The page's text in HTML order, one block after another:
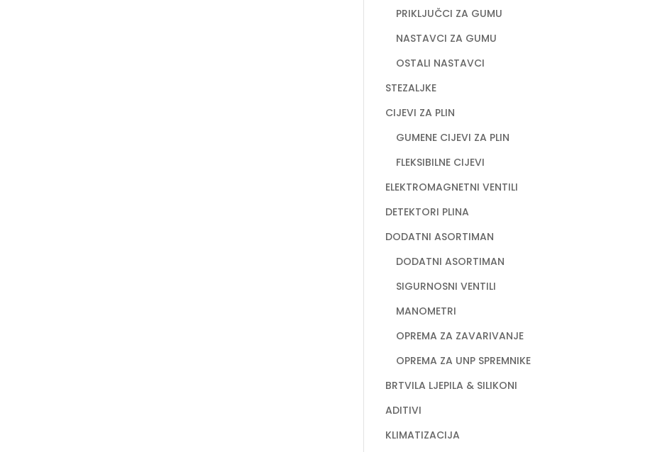
PRIKLJUČCI ZA GUMU
NASTAVCI ZA GUMU
OSTALI NASTAVCI
STEZALJKE
CIJEVI ZA PLIN
GUMENE CIJEVI ZA PLIN
FLEKSIBILNE CIJEVI
ELEKTROMAGNETNI VENTILI
DETEKTORI PLINA
DODATNI ASORTIMAN
DODATNI ASORTIMAN
SIGURNOSNI VENTILI
MANOMETRI
OPREMA ZA ZAVARIVANJE
OPREMA ZA UNP SPREMNIKE
BRTVILA LJEPILA & SILIKONI
ADITIVI
KLIMATIZACIJA